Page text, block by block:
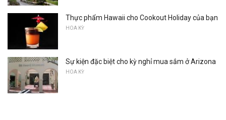
Thực phẩm Hawaii cho Cookout Holiday của bạn
HOA KỲ
Sự kiện đặc biệt cho kỳ nghỉ mua sắm ở Arizona
HOA KỲ